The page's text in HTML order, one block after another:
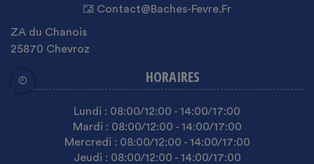
Contact@baches-Fevre.fr
ZA du Chanois
25870 Chevroz
HORAIRES
Lundi : 08:00/12:00 - 14:00/17:00
Mardi : 08:00/12:00 - 14:00/17:00
Mercredi : 08:00/12:00 - 14:00/17:00
Jeudi : 08:00/12:00 - 14:00/17:00